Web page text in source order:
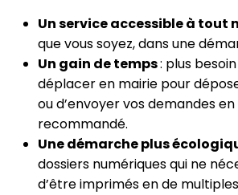
Un service accessible à tout
que vous soyez, dans une
Un gain de temps: plus
déplacer en mairie pour
ou d’envoyer vos demandes
recommandé.
Une démarche plus
dossiers numériques qui ne
d’être imprimés en de